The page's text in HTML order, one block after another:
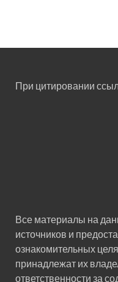
При цитировании
Все материалы на
источников и
ознакомительных
принадлежат их
ответственности за